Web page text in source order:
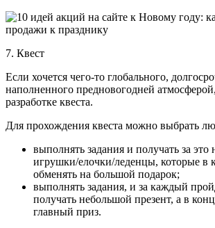
7. Квест
Если хочется чего-то глобального,
наполненного предновогодней
разработке квеста.
Для прохождения квеста можно выбрать
выполнять задания и получать за это
игрушки/елочки/леденцы, которые в
обменять на большой подарок;
выполнять задания, и за каждый
получать небольшой презент, а в
главный приз.